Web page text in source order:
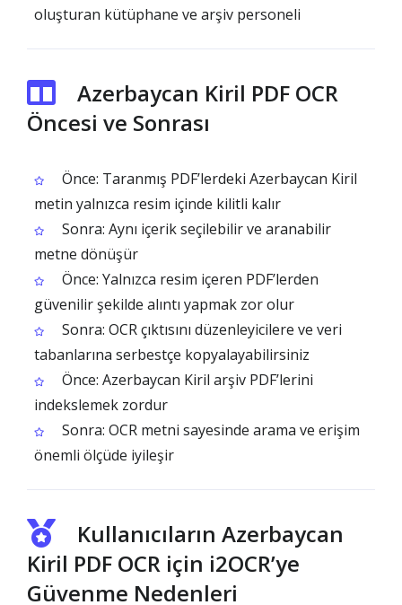
oluşturan kütüphane ve arşiv personeli
Azerbaycan Kiril PDF OCR
Öncesi ve Sonrası
Önce: Taranmış PDF’lerdeki Azerbaycan Kiril
metin yalnızca resim içinde kilitli kalır
Sonra: Aynı içerik seçilebilir ve aranabilir
metne dönüşür
Önce: Yalnızca resim içeren PDF’lerden
güvenilir şekilde alıntı yapmak zor olur
Sonra: OCR çıktısını düzenleyicilere ve veri
tabanlarına serbestçe kopyalayabilirsiniz
Önce: Azerbaycan Kiril arşiv PDF’lerini
indekslemek zordur
Sonra: OCR metni sayesinde arama ve erişim
önemli ölçüde iyileşir
Kullanıcıların Azerbaycan
Kiril PDF OCR için i2OCR’ye
Güvenme Nedenleri